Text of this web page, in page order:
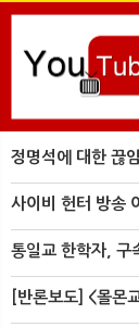
정명석에 대한 끊
사이비 헌터 방송
통일교 한학자, 구
[반론보도] <몰몬